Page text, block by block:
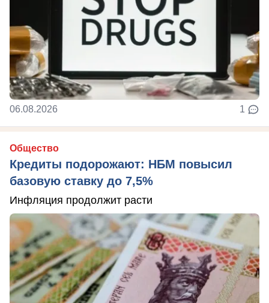
06.08.2026 1
Общество
Кредиты подорожают: НБМ повысил
базовую ставку до 7,5%
Инфляция продолжит расти